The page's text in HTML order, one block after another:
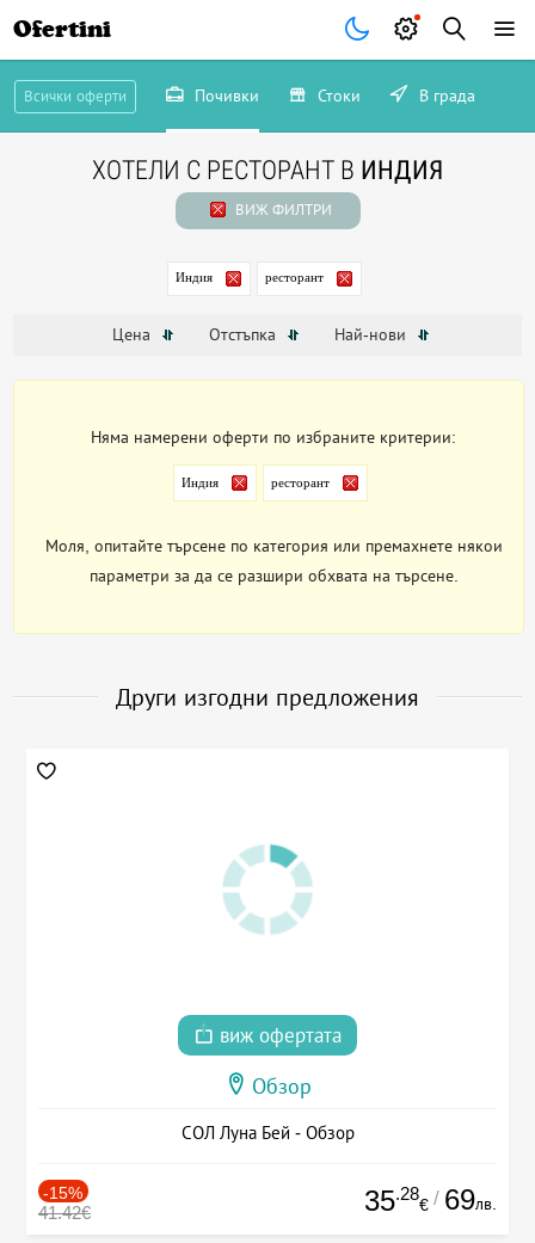
Ofertini
Всички оферти Почивки Стоки В града
ХОТЕЛИ С РЕСТОРАНТ В ИНДИЯ
ВИЖ ФИЛТРИ
Индия ресторант
Цена Отстъпка Най-нови
Няма намерени оферти по избраните критерии:
Индия ресторант
Моля, опитайте търсене по категория или премахнете някои
параметри за да се разшири обхвата на търсене.
Други изгодни предложения
виж офертата
Обзор
СОЛ Луна Бей - Обзор
-15%
41.42€ 35.28
€ / 69лв.